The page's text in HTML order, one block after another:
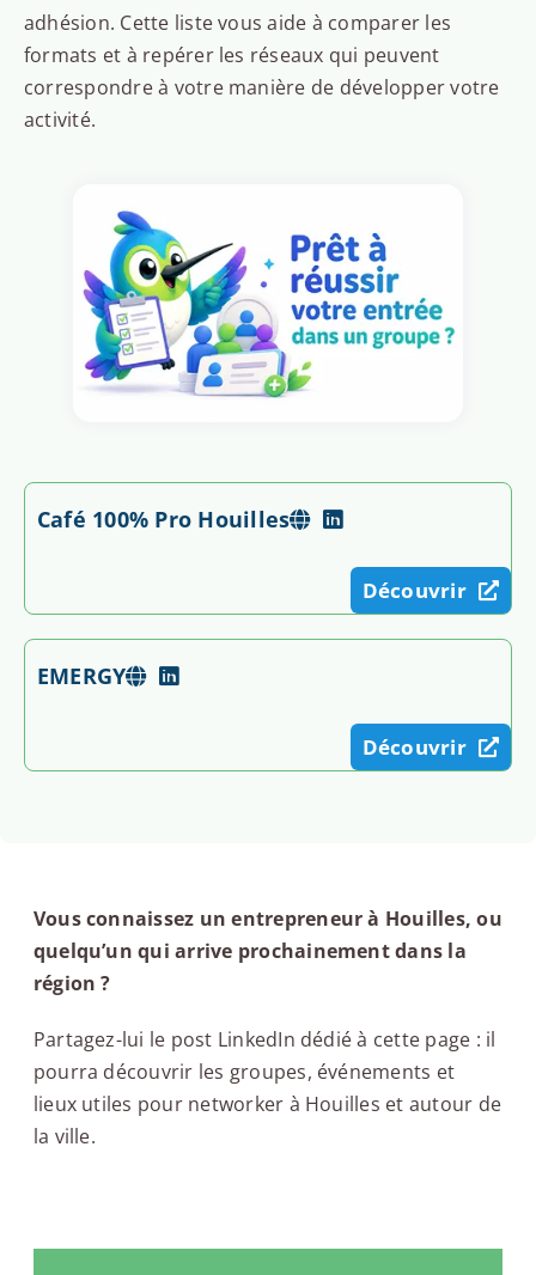
adhésion. Cette liste vous aide à comparer les
formats et à repérer les réseaux qui peuvent
correspondre à votre manière de développer votre
activité.
Café 100% Pro Houilles
Découvrir
EMERGY
Découvrir
Vous connaissez un entrepreneur à Houilles, ou
quelqu’un qui arrive prochainement dans la
région ?
Partagez-lui le post LinkedIn dédié à cette page : il
pourra découvrir les groupes, événements et
lieux utiles pour networker à Houilles et autour de
la ville.